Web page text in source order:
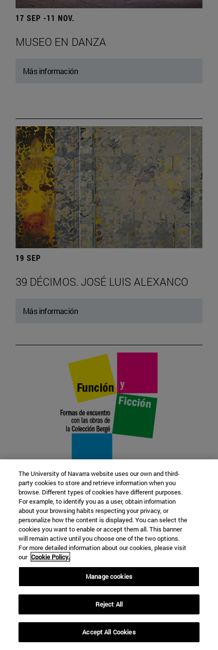
17 SEP -11 NOV.
MUSEO EN DANZA
Más información
19 SEP
39 DÉCIMOS. JOSÉ LUIS ALEXANCO
Más información
22 SEP
FUNCIÓN Y FICCIÓN. Varios artistas
Más información
The University of Navarra website uses our own and third-
party cookies to store and retrieve information when you
browse. Different types of cookies have different purposes.
For example, to identify you as a user, obtain information
about your browsing habits respecting your privacy, or
personalize how the content is displayed. You can select the
cookies you want to enable or accept them all. This banner
will remain active until you choose one of the two options.
For more detailed information about our cookies, please visit
our Cookie Policy.
Manage cookies
Reject All
Accept All Cookies